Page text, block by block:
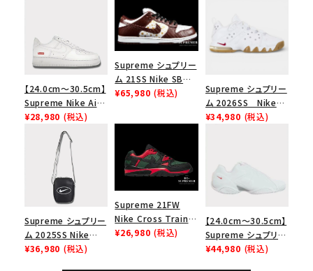
【24.0cm～30.5cm】
Supreme Nike Air
Force 1 Low シュプ
リーム ナイキエアフォ
ース１スニーカー シ
ューズ ホワイト
¥28,980 (税込)
Supreme シュプリー
ム 21SS Nike SB
Dunk Low ナイキSB
¥65,980 (税込)
Supreme シュプリー
ム 2026SS Nike
SB Air Max 2 CB 94
¥34,980 (税込)
Supreme シュプリー
ム 2025SS Nike
Leather Shoulder
¥36,980 (税込)
Supreme 21FW
Nike Cross Trainer
Low ナイキクロスト
¥26,980 (税込)
【24.0cm～30.5cm】
Supreme シュプリー
ム 2023AW Nike
¥44,980 (税込)